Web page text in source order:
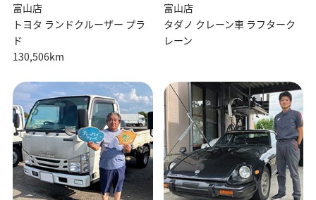
富山店
トヨタ ランドクルーザー プラ
ド
130,506km
富山店
タダノ クレーン車 ラフターク
レーン